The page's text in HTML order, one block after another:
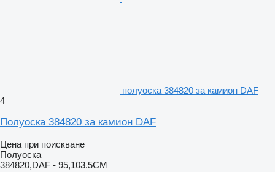
полуоска 384820 за камион DAF
4
Полуоска 384820 за камион DAF
Цена при поискване
Полуоска
384820,DAF - 95,103.5CM